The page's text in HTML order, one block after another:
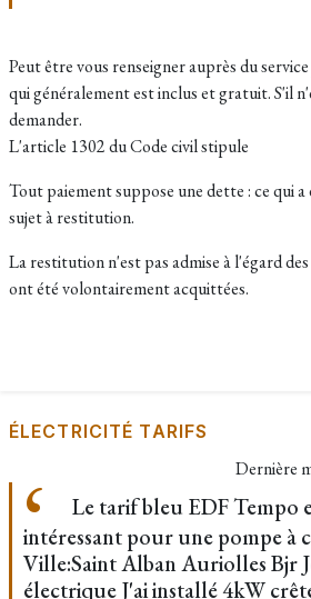
Peut être vous renseigner auprès du
qui généralement est inclus et gratuit. S'il
demander.
L'article 1302 du Code civil stipule
Tout paiement suppose une dette : ce qui
sujet à restitution.
La restitution n'est pas admise à l'égard
ont été volontairement acquittées.
ÉLECTRICITÉ TARIFS
Dernière
Le tarif bleu EDF Tempo
intéressant pour une pompe à
Ville:Saint Alban Auriolles Bjr
électrique J'ai installé 4kW